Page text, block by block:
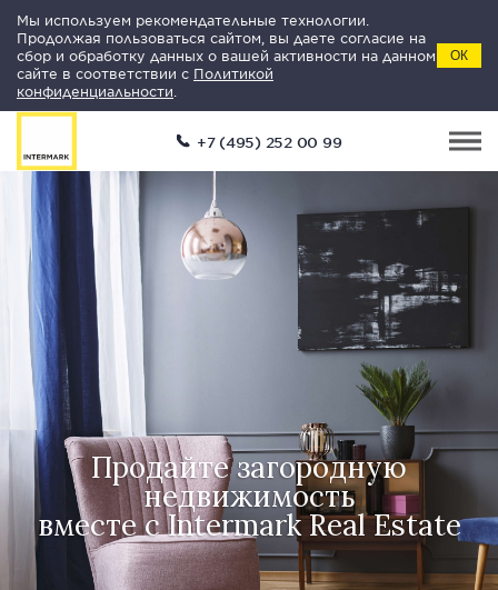
Мы используем рекомендательные технологии.
Продолжая пользоваться сайтом, вы даете согласие на
сбор и обработку данных о вашей активности на данном
сайте в соответствии с Политикой
конфиденциальности
ОК
+7 (495) 252 00 99
Продайте загородную
недвижимость
вместе с Intermark Real Estate